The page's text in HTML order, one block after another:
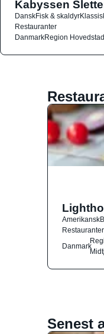
Kabyssen
DanskFisk & skaldyr
Restauranter
DanmarkRegion
Amerikansk
Restauranter
Danmark
Senest